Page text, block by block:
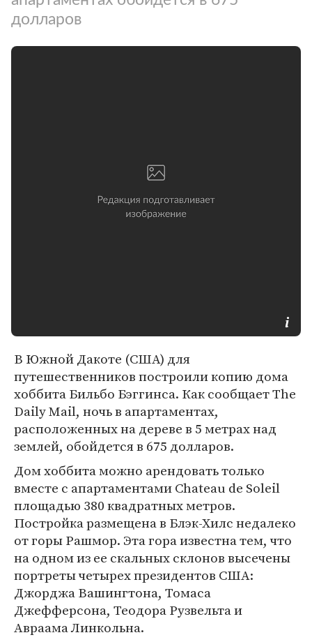
долларов
В Южной Дакоте (США) для
путешественников построили копию дома
хоббита Бильбо Бэггинса. Как сообщает The
Daily Mail, ночь в апартаментах,
расположенных на дереве в 5 метрах над
землей, обойдется в 675 долларов.
Дом хоббита можно арендовать только
вместе с апартаментами Chateau de Soleil
площадью 380 квадратных метров.
Постройка размещена в Блэк-Хилс недалеко
от горы Рашмор. Эта гора известна тем, что
на одном из ее скальных склонов высечены
портреты четырех президентов США:
Джорджа Вашингтона, Томаса
Джефферсона, Теодора Рузвельта и
Авраама Линкольна.